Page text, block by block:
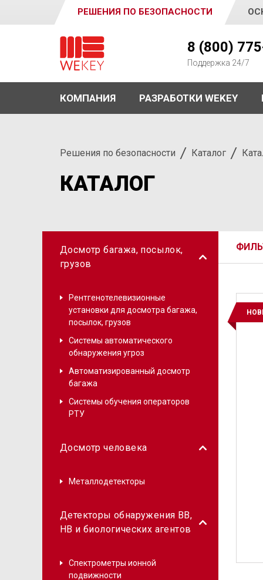
РЕШЕНИЯ ПО БЕЗОПАСНОСТИ
WEKEY
8 (800)
Поддержка 24/7
КОМПАНИЯ РАЗРАБОТКИ WEKEY
Решения по безопасности Каталог
КАТАЛОГ
Досмотр багажа, посылок,
грузов
Рентгенотелевизионные
установки для досмотра багажа,
посылок, грузов
Системы автоматического
обнаружения угроз
Автоматизированный досмотр
багажа
Системы обучения операторов
РТУ
Досмотр человека
Металлодетекторы
Детекторы обнаружения ВВ,
НВ и биологических агентов
Спектрометры ионной
подвижности